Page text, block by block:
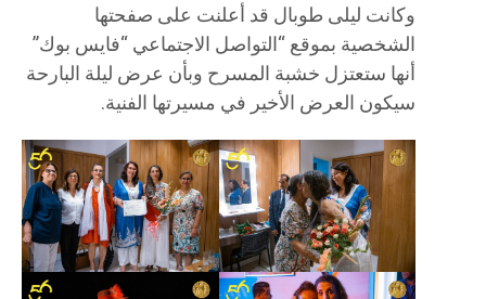
وكانت ليلى طوبال قد أعلنت على صفحتها
الشخصية بموقع “التواصل الاجتماعي “فايس بوك”
أنها ستعتزل خشبة المسرح وبأن عرض ليلة البارحة
سيكون العرض الأخير في مسيرتها الفنية.